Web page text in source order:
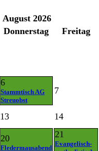
August 2026
Donnerstag Freitag
6
Stammtisch AG
Streuobst
7
13 14
20
Fledermausabend
21
Evangelisch-